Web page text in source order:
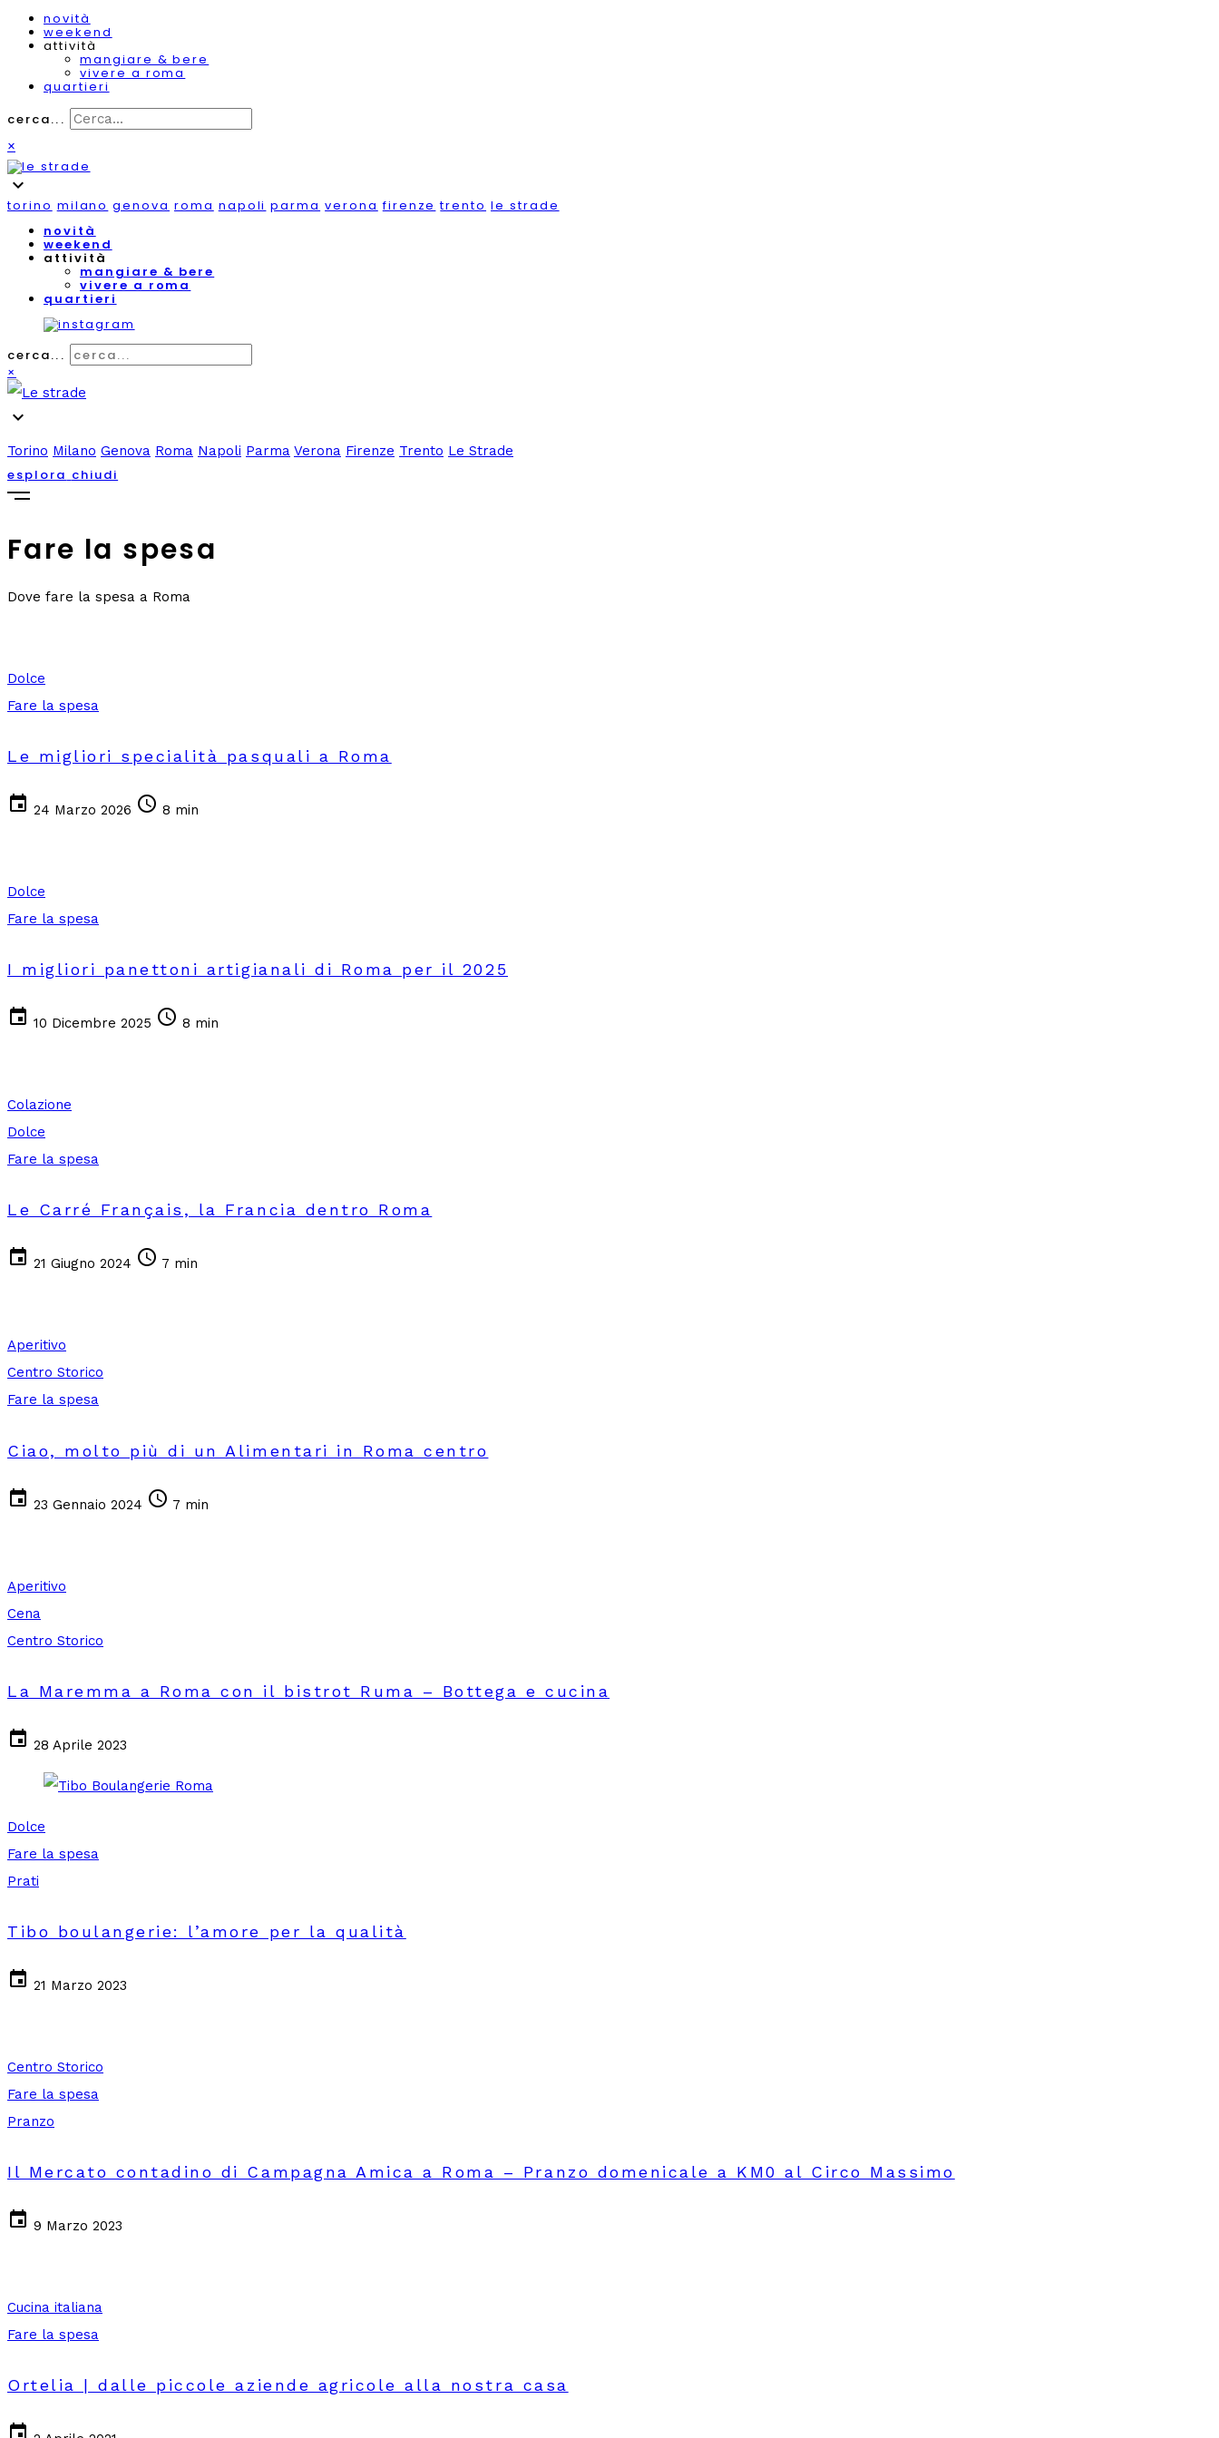
novità
weekend
attività
mangiare & bere
vivere a roma
quartieri
cerca...
×
expand_more
torino milano genova roma napoli parma verona firenze trento le strade
novità
weekend
attività
mangiare & bere
vivere a roma
quartieri
cerca...
×
expand_more
Torino Milano Genova Roma Napoli Parma Verona Firenze Trento Le Strade
esplora chiudi
Fare la spesa
Dove fare la spesa a Roma
Dolce
Fare la spesa
Le migliori specialità pasquali a Roma
event 24 Marzo 2026 schedule 8 min
Dolce
Fare la spesa
I migliori panettoni artigianali di Roma per il 2025
event 10 Dicembre 2025 schedule 8 min
Colazione
Dolce
Fare la spesa
Le Carré Français, la Francia dentro Roma
event 21 Giugno 2024 schedule 7 min
Aperitivo
Centro Storico
Fare la spesa
Ciao, molto più di un Alimentari in Roma centro
event 23 Gennaio 2024 schedule 7 min
Aperitivo
Cena
Centro Storico
La Maremma a Roma con il bistrot Ruma – Bottega e cucina
event 28 Aprile 2023
Dolce
Fare la spesa
Prati
Tibo boulangerie: l’amore per la qualità
event 21 Marzo 2023
Centro Storico
Fare la spesa
Pranzo
Il Mercato contadino di Campagna Amica a Roma – Pranzo domenicale a KM0 al Circo Massimo
event 9 Marzo 2023
Cucina italiana
Fare la spesa
Ortelia | dalle piccole aziende agricole alla nostra casa
event